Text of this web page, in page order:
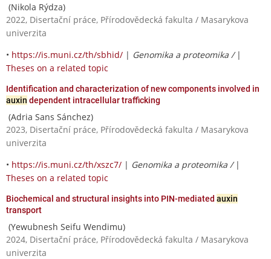
(Nikola Rýdza)
2022, Disertační práce, Přírodovědecká fakulta / Masarykova
univerzita
• https://is.muni.cz/th/sbhid/ | Genomika a proteomika / |
Theses on a related topic
Identification and characterization of new components involved in
auxin dependent intracellular trafficking
(Adria Sans Sánchez)
2023, Disertační práce, Přírodovědecká fakulta / Masarykova
univerzita
• https://is.muni.cz/th/xszc7/ | Genomika a proteomika / |
Theses on a related topic
Biochemical and structural insights into PIN-mediated auxin
transport
(Yewubnesh Seifu Wendimu)
2024, Disertační práce, Přírodovědecká fakulta / Masarykova
univerzita